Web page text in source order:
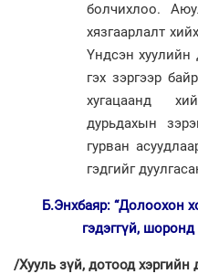
болчихлоо.
хязгаарлалт
Үндсэн хуулийн
гэх зэргээр
хугацаанд
дурьдахын
гурван
гэдгийг
Б.Энхбаяр: “Долоохон
гэдэггүй,
/Хууль зүй, дотоод хэргийн